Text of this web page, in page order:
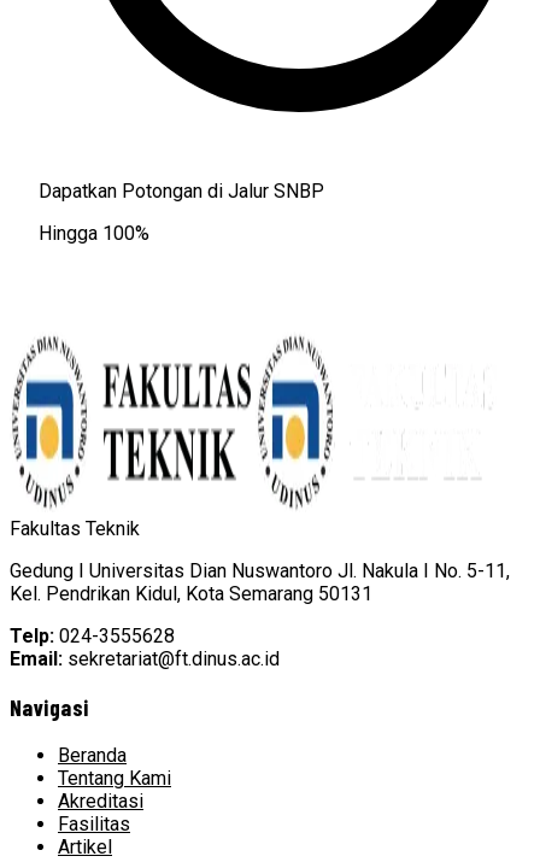
Dapatkan Potongan di Jalur SNBP
Hingga 100%
Fakultas Teknik
Gedung I Universitas Dian Nuswantoro Jl. Nakula I No. 5-11,
Kel. Pendrikan Kidul, Kota Semarang 50131
Telp: 024-3555628
Email: sekretariat@ft.dinus.ac.id
Navigasi
Beranda
Tentang Kami
Akreditasi
Fasilitas
Artikel